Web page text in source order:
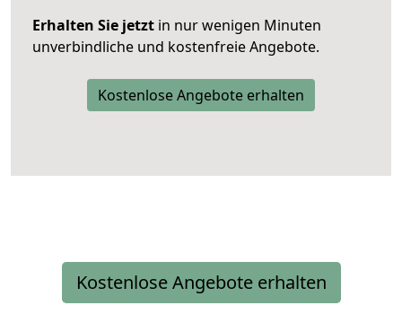
Erhalten Sie jetzt in nur wenigen Minuten
unverbindliche und kostenfreie Angebote.
Kostenlose Angebote erhalten
Kostenlose Angebote erhalten